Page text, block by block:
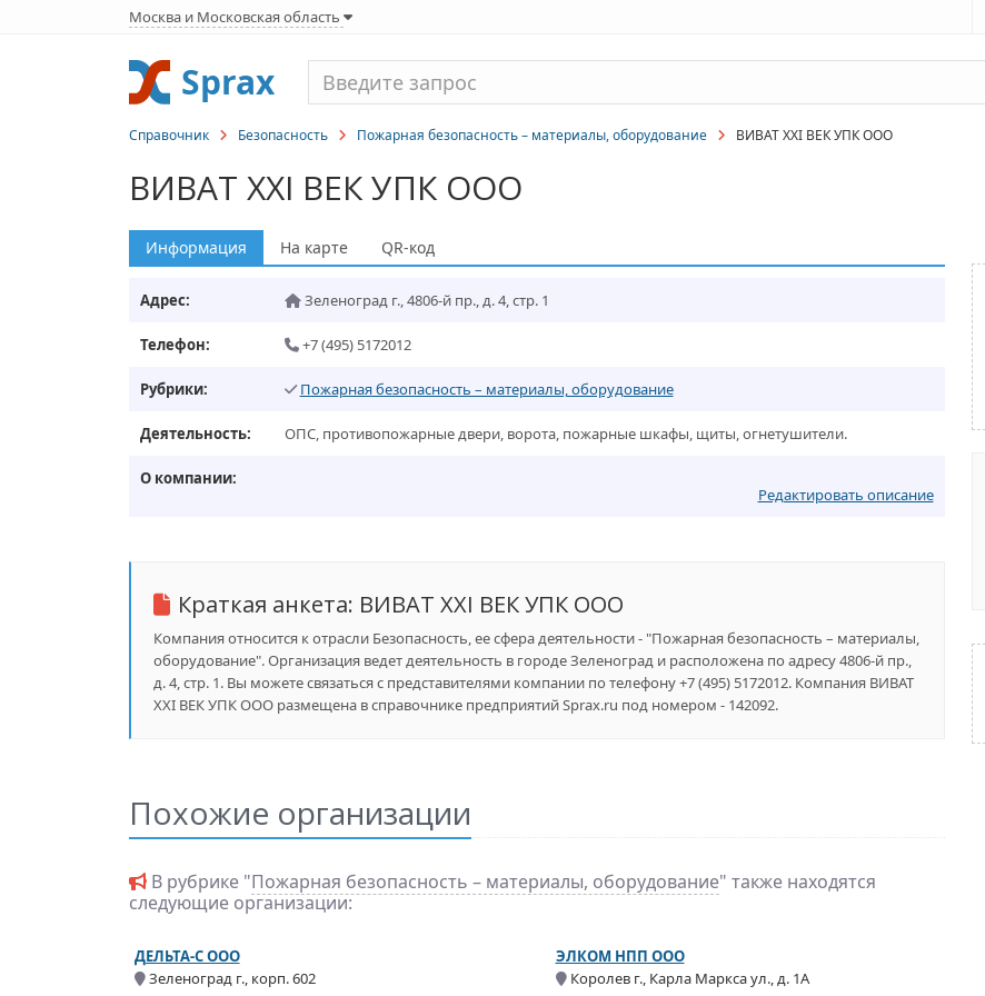
Москва и Московская область
Sprax
Справочник Безопасность Пожарная безопасность – материалы, оборудование ВИВАТ XXI ВЕК УПК ООО
ВИВАТ XXI ВЕК УПК ООО
Информация На карте QR-код
Адрес: Зеленоград г.,4806-й пр., д. 4, стр. 1
Телефон: +7 (495) 5172012
Рубрики: Пожарная безопасность – материалы, оборудование
Деятельность: ОПС, противопожарные двери, ворота, пожарные шкафы, щиты, огнетушители.
О компании:
Редактировать описание
Краткая анкета: ВИВАТ XXI ВЕК УПК ООО
Компания относится к отрасли Безопасность, ее сфера деятельности - "Пожарная безопасность – материалы,
оборудование". Организация ведет деятельность в городе Зеленоград и расположена по адресу 4806-й пр.,
д. 4, стр. 1. Вы можете связаться с представителями компании по телефону +7 (495) 5172012. Компания ВИВАТ
XXI ВЕК УПК ООО размещена в справочнике предприятий Sprax.ru под номером - 142092.
Похожие организации
В рубрике "Пожарная безопасность – материалы, оборудование" также находятся
следующие организации:
ДЕЛЬТА-С ООО
Зеленоград г., корп. 602
ЭЛКОМ НПП ООО
Королев г., Карла Маркса ул., д. 1А